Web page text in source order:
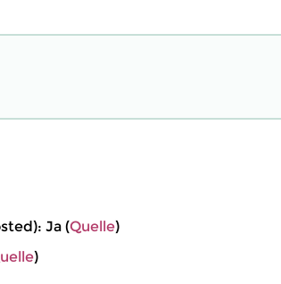
Ja (Quelle)
)